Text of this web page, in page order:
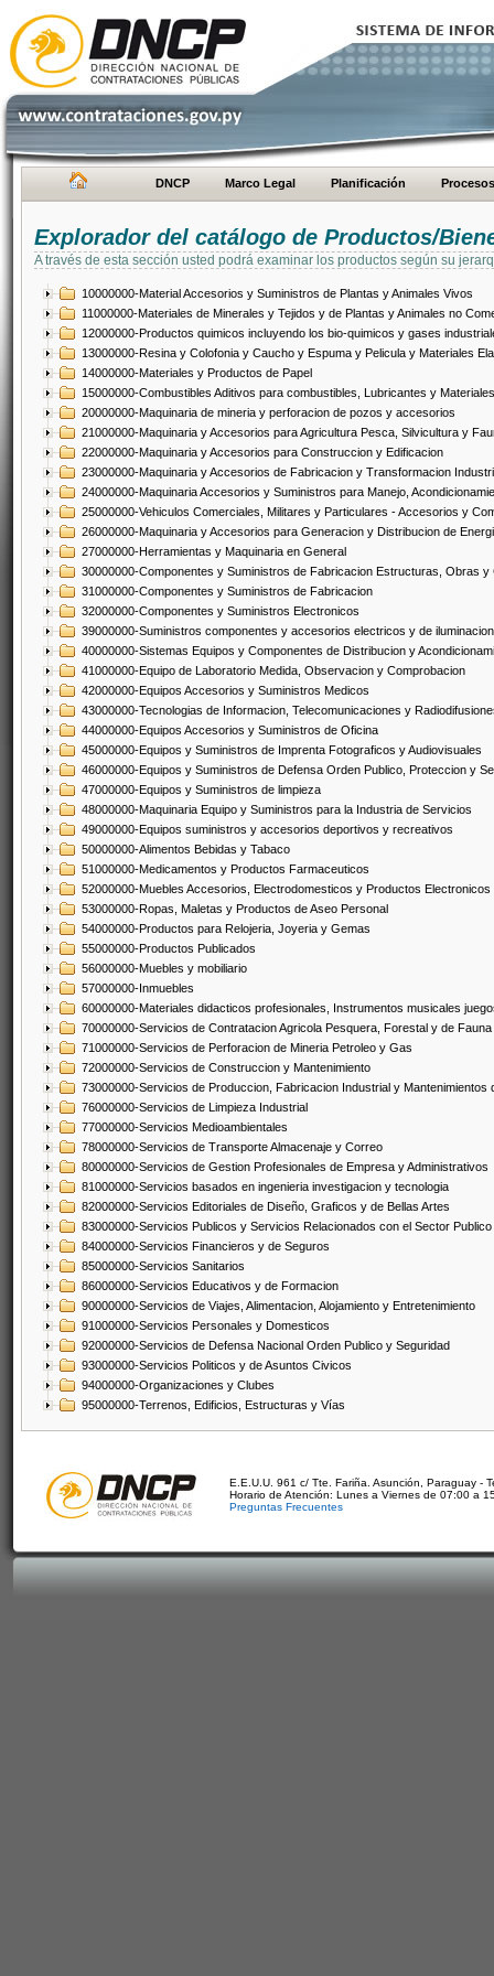
DNCP Marco Legal Planificación Procesos
Explorador del catálogo de Productos/
A través de esta sección usted podrá examinar los productos según su
10000000-Material Accesorios y Suministros de Plantas y Animales Vivos
11000000-Materiales de Minerales y Tejidos y de Plantas y Animales no
12000000-Productos quimicos incluyendo los bio-quimicos y gases
13000000-Resina y Colofonia y Caucho y Espuma y Pelicula y Materiales
14000000-Materiales y Productos de Papel
15000000-Combustibles Aditivos para combustibles, Lubricantes y
20000000-Maquinaria de mineria y perforacion de pozos y accesorios
21000000-Maquinaria y Accesorios para Agricultura Pesca, Silvicultura y
22000000-Maquinaria y Accesorios para Construccion y Edificacion
23000000-Maquinaria y Accesorios de Fabricacion y Transformacion
24000000-Maquinaria Accesorios y Suministros para Manejo,
25000000-Vehiculos Comerciales, Militares y Particulares - Accesorios y
26000000-Maquinaria y Accesorios para Generacion y Distribucion de
27000000-Herramientas y Maquinaria en General
30000000-Componentes y Suministros de Fabricacion Estructuras, Obras
31000000-Componentes y Suministros de Fabricacion
32000000-Componentes y Suministros Electronicos
39000000-Suministros componentes y accesorios electricos y de iluminacion
40000000-Sistemas Equipos y Componentes de Distribucion y
41000000-Equipo de Laboratorio Medida, Observacion y Comprobacion
42000000-Equipos Accesorios y Suministros Medicos
43000000-Tecnologias de Informacion, Telecomunicaciones y
44000000-Equipos Accesorios y Suministros de Oficina
45000000-Equipos y Suministros de Imprenta Fotograficos y Audiovisuales
46000000-Equipos y Suministros de Defensa Orden Publico, Proteccion y
47000000-Equipos y Suministros de limpieza
48000000-Maquinaria Equipo y Suministros para la Industria de Servicios
49000000-Equipos suministros y accesorios deportivos y recreativos
50000000-Alimentos Bebidas y Tabaco
51000000-Medicamentos y Productos Farmaceuticos
52000000-Muebles Accesorios, Electrodomesticos y Productos Electronicos
53000000-Ropas, Maletas y Productos de Aseo Personal
54000000-Productos para Relojeria, Joyeria y Gemas
55000000-Productos Publicados
56000000-Muebles y mobiliario
57000000-Inmuebles
60000000-Materiales didacticos profesionales, Instrumentos musicales
70000000-Servicios de Contratacion Agricola Pesquera, Forestal y de Fauna
71000000-Servicios de Perforacion de Mineria Petroleo y Gas
72000000-Servicios de Construccion y Mantenimiento
73000000-Servicios de Produccion, Fabricacion Industrial y Mantenimientos
76000000-Servicios de Limpieza Industrial
77000000-Servicios Medioambientales
78000000-Servicios de Transporte Almacenaje y Correo
80000000-Servicios de Gestion Profesionales de Empresa y Administrativos
81000000-Servicios basados en ingenieria investigacion y tecnologia
82000000-Servicios Editoriales de Diseño, Graficos y de Bellas Artes
83000000-Servicios Publicos y Servicios Relacionados con el Sector Publico
84000000-Servicios Financieros y de Seguros
85000000-Servicios Sanitarios
86000000-Servicios Educativos y de Formacion
90000000-Servicios de Viajes, Alimentacion, Alojamiento y Entretenimiento
91000000-Servicios Personales y Domesticos
92000000-Servicios de Defensa Nacional Orden Publico y Seguridad
93000000-Servicios Politicos y de Asuntos Civicos
94000000-Organizaciones y Clubes
95000000-Terrenos, Edificios, Estructuras y Vías
E.E.U.U. 961 c/ Tte. Fariña. Asunción, Paraguay -
Horario de Atención: Lunes a Viernes de 07:00 a
Preguntas Frecuentes